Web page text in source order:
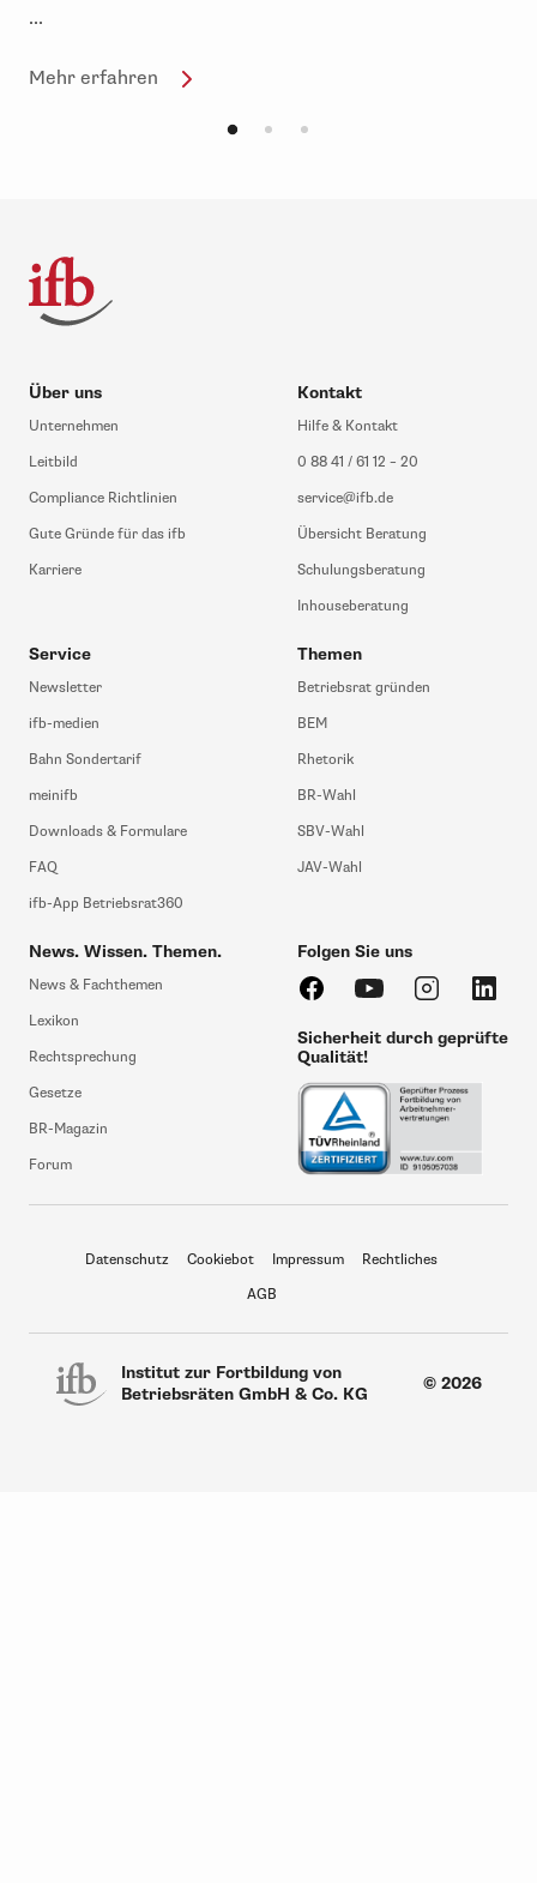
...
Mehr erfahren
Über uns
Unternehmen
Leitbild
Compliance Richtlinien
Gute Gründe für das ifb
Karriere
Kontakt
Hilfe & Kontakt
0 88 41 / 61 12 – 20
service@ifb.de
Übersicht Beratung
Schulungsberatung
Inhouseberatung
Service
Newsletter
ifb-medien
Bahn Sondertarif
meinifb
Downloads & Formulare
FAQ
ifb-App Betriebsrat360
Themen
Betriebsrat gründen
BEM
Rhetorik
BR-Wahl
SBV-Wahl
JAV-Wahl
News. Wissen. Themen.
News & Fachthemen
Lexikon
Rechtsprechung
Gesetze
BR-Magazin
Forum
Folgen Sie uns
Sicherheit durch geprüfte
Qualität!
Institut zur Fortbildung von
Betriebsräten GmbH & Co. KG
© 2026
Datenschutz Cookiebot Impressum
Rechtliches
AGB